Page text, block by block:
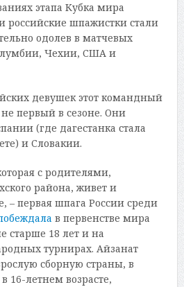
этапа Кубка мира
российские шпажистки стали
одолев в матчевых
Чехии, США и
девушек этот командный
первый в сезоне. Они
(где дагестанка стала
и Словакии.
с родителями,
района, живет и
– первая шпага России среди
в первенстве мира
старше 18 лет и на
турнирах. Айзанат
сборную страны, в
16-летнем возрасте,